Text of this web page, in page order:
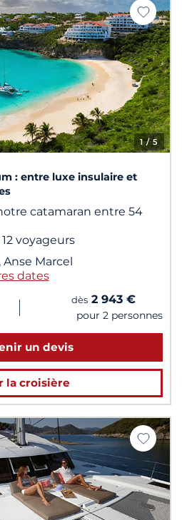
1/ 5
: entre luxe insulaire et
catamaran entre 54
12 voyageurs
Marcel
dates
| dès 2 943 €
pour 2 personnes
un devis
la croisière